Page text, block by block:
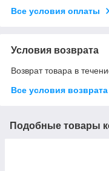
Все условия оплаты
Условия возврата
Возврат товара в
Все условия возврата
Подобные товары